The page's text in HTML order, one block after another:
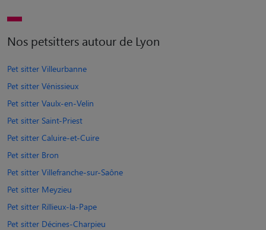
Nos petsitters autour de Lyon
Pet sitter Villeurbanne
Pet sitter Vénissieux
Pet sitter Vaulx-en-Velin
Pet sitter Saint-Priest
Pet sitter Caluire-et-Cuire
Pet sitter Bron
Pet sitter Villefranche-sur-Saône
Pet sitter Meyzieu
Pet sitter Rillieux-la-Pape
Pet sitter Décines-Charpieu